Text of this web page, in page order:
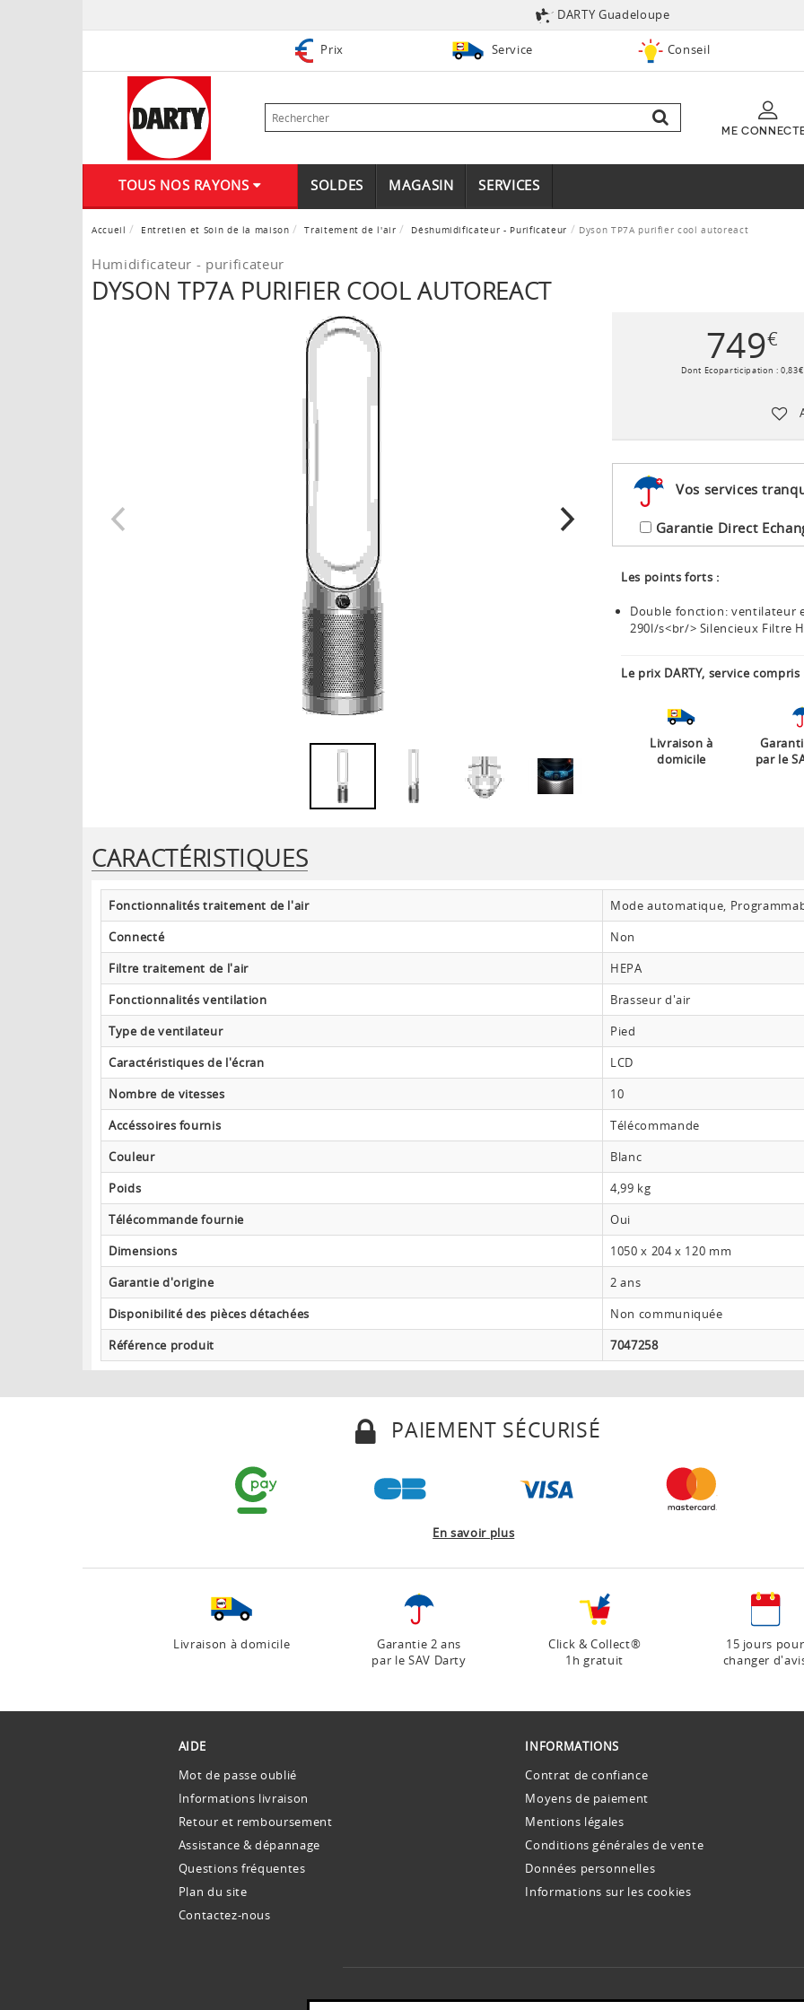
DARTY Guadeloupe
Prix Service Conseil
ME
TOUS NOS RAYONS SOLDES MAGASIN SERVICES
Accueil Entretien et Soin de la maison Traitement de l'air Déshumidificateur - Purificateur Dyson TP7A purifier cool autoreact
Humidificateur - purificateur
DYSON TP7A PURIFIER COOL AUTOREACT
749€
Dont Ecoparticipation :0,83€
Vos services
Garantie Direct
Les points forts :
Double fonction: ventilateur
290l/s<br/> Silencieux Filtre
Le prix DARTY, service compris
Livraison à
domicile
par le
CARACTÉRISTIQUES
Fonctionnalités traitement de l'air
Mode automatique,
Connecté
Non
Filtre traitement de l'air
HEPA
Fonctionnalités ventilation
Brasseur d'air
Type de ventilateur
Pied
Caractéristiques de l'écran
LCD
Nombre de vitesses
10
Accéssoires fournis
Télécommande
Couleur
Blanc
Poids
4,99 kg
Télécommande fournie
Oui
Dimensions
1050 x 204 x 120 mm
Garantie d'origine
2 ans
Disponibilité des pièces détachées
Non communiquée
Référence produit
7047258
PAIEMENT SÉCURISÉ
En savoir plus
Livraison à domicile
Garantie 2 ans
par le SAV Darty
Click & Collect®
1h gratuit
15 jours pour
changer
AIDE
Mot de passe oublié
Informations livraison
Retour et remboursement
Assistance & dépannage
Questions fréquentes
Plan du site
Contactez-nous
INFORMATIONS
Contrat de confiance
Moyens de paiement
Mentions légales
Conditions générales de vente
Données personnelles
Informations sur les cookies